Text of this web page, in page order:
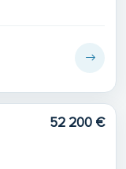
52 200 €